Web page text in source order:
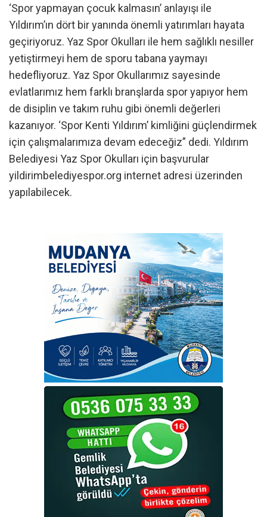
‘Spor yapmayan çocuk kalmasın’ anlayışı ile
Yıldırım’ın dört bir yanında önemli yatırımları hayata
geçiriyoruz. Yaz Spor Okulları ile hem sağlıklı nesiller
yetiştirmeyi hem de sporu tabana yaymayı
hedefliyoruz. Yaz Spor Okullarımız sayesinde
evlatlarımız hem farklı branşlarda spor yapıyor hem
de disiplin ve takım ruhu gibi önemli değerleri
kazanıyor. ‘Spor Kenti Yıldırım’ kimliğini güçlendirmek
için çalışmalarımıza devam edeceğiz” dedi. Yıldırım
Belediyesi Yaz Spor Okulları için başvurular
yildirimbelediyespor.org internet adresi üzerinden
yapılabilecek.